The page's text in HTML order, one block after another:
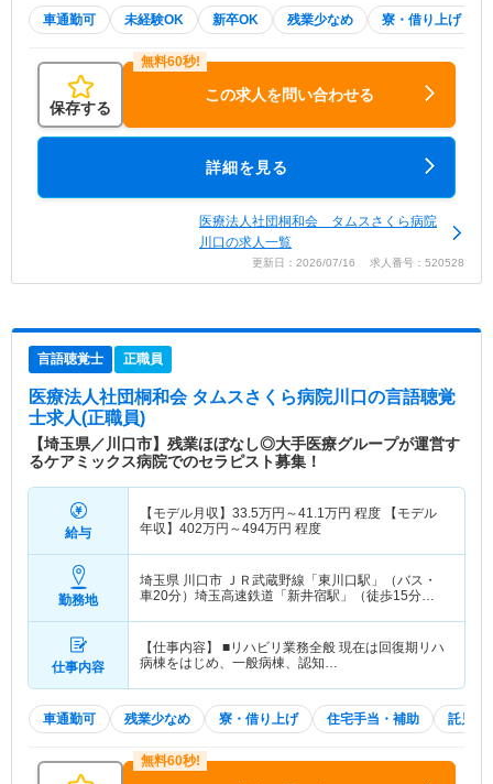
車通勤可 未経験OK 新卒OK 残業少なめ 寮・借り上げ
保存する
この求人を問い合わせる
詳細を見る
医療法人社団桐和会 タムスさくら病院
川口の求人一覧
更新日：2026/07/16 求人番号：520528
言語聴覚士 正職員
医療法人社団桐和会 タムスさくら病院川口 の言語聴覚
士求人(正職員)
【埼玉県／川口市】残業ほぼなし◎大手医療グループが運営す
るケアミックス病院でのセラピスト募集！
給与
【モデル月収】 33.5万円～41.1万円 程度 【モデル
年収】 402万円～494万円 程度
勤務地
埼玉県 川口市 ＪＲ武蔵野線「東川口駅」（バス・
車20分）埼玉高速鉄道「新井宿駅」（徒歩15分）
仕事内容
【仕事内容】 ■リハビリ業務全般 現在は回復期リハ
病棟をはじめ、一般病棟、認知…
車通勤可 残業少なめ 寮・借り上げ 住宅手当・補助 託児所